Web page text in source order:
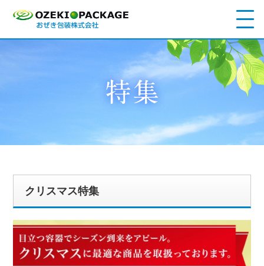
クリスマス特集